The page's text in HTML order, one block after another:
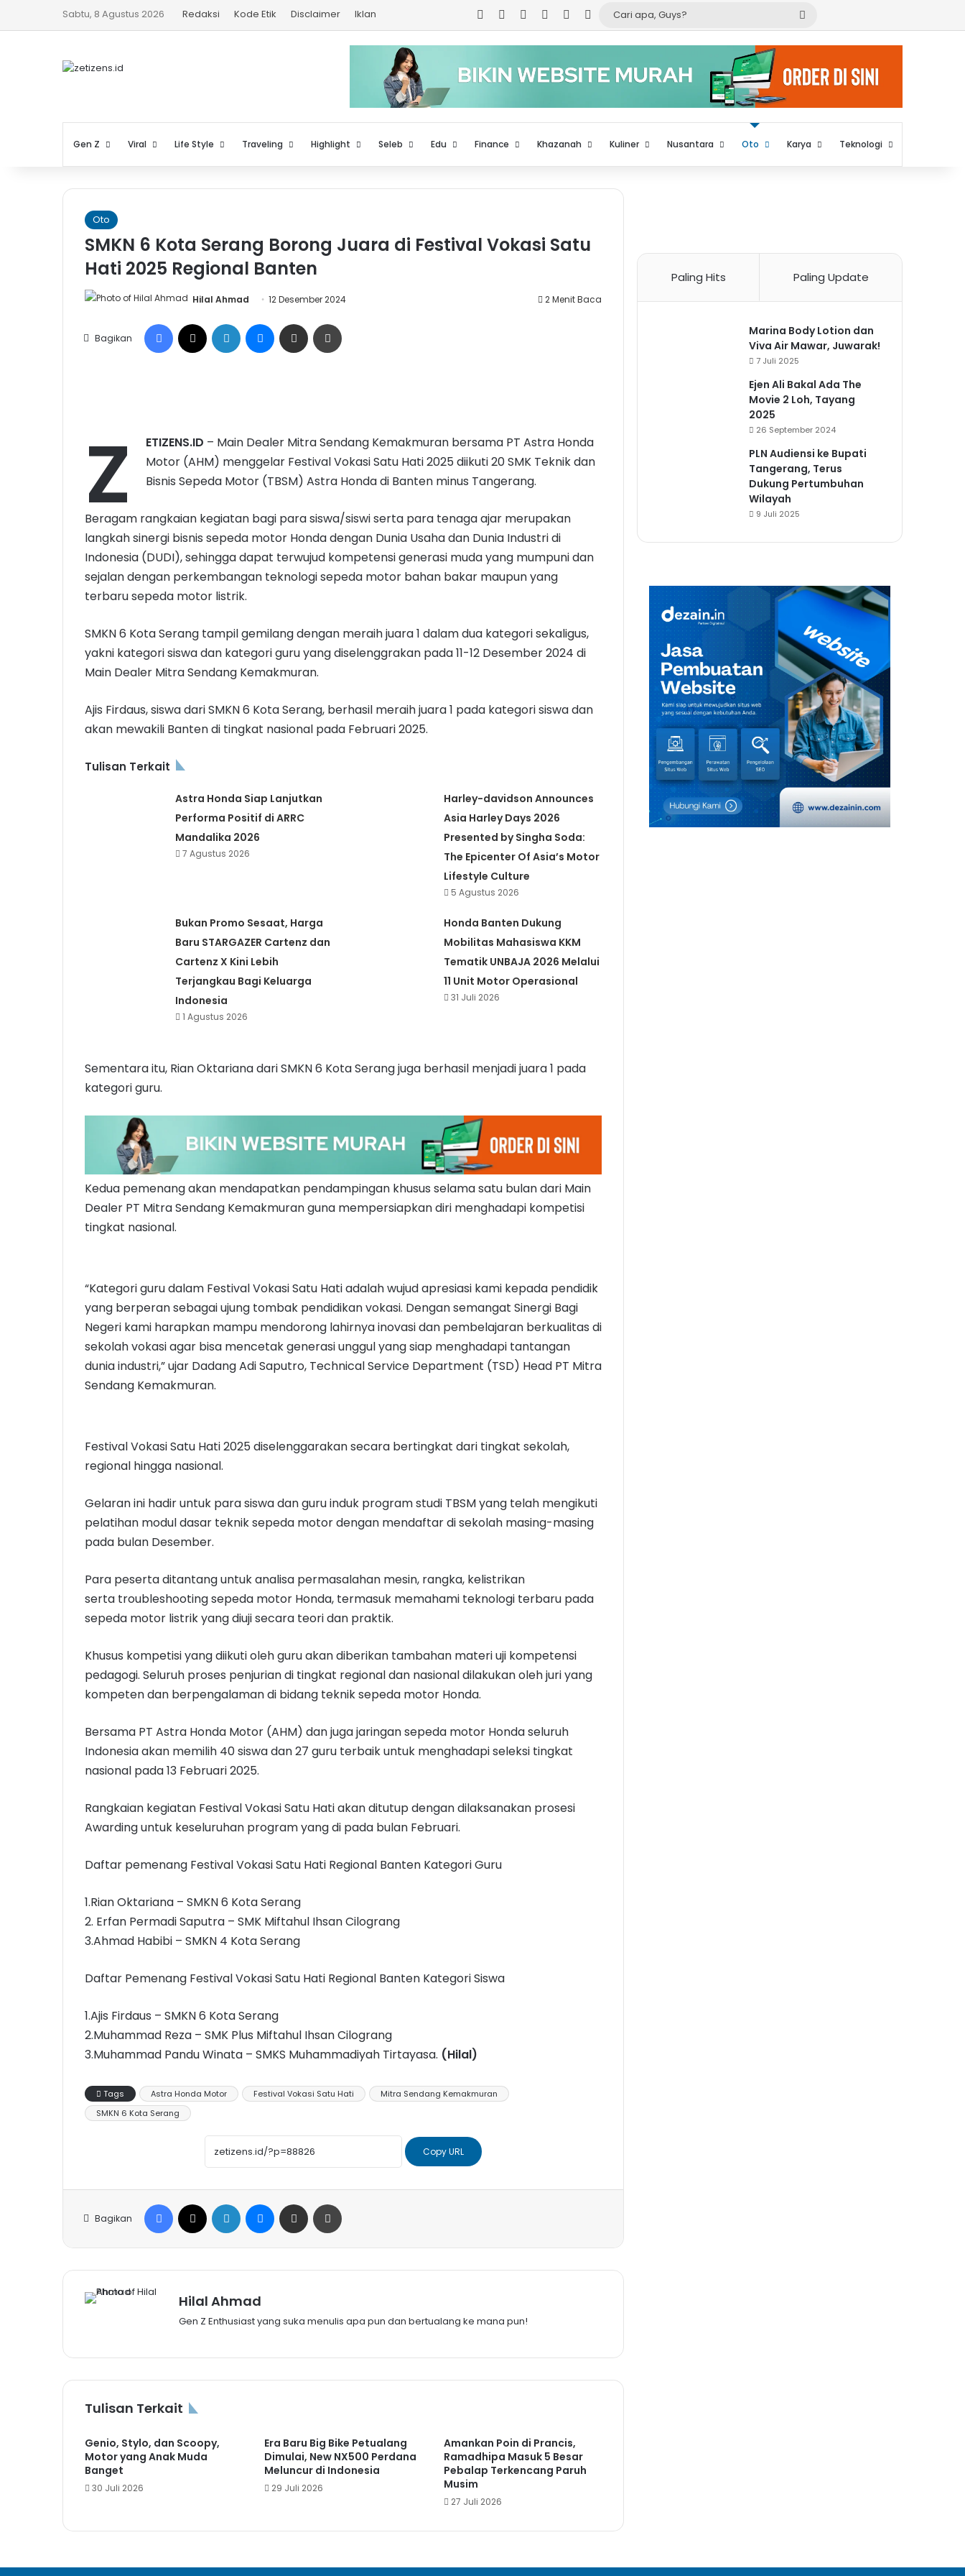
Sabtu, 8 Agustus 2026 Redaksi Kode Etik Disclaimer Iklan FacebookYouTubeInstagram
TikTokLog In
Guys?
Gen Z Viral Life Style Traveling Highlight Seleb Edu Finance Khazanah Kuliner Nusantara Oto Karya Teknologi
Oto
SMKN 6 Kota Serang Borong Juara di Festival Vokasi Satu
Hati 2025 Regional Banten
Hilal Ahmad 12 Desember 2024 2 Menit Baca
Bagikan
Facebook LinkedIn Messenger
Share via Email
Z ETIZENS.ID – Main Dealer Mitra Sendang Kemakmuran bersama PT Astra Honda
Motor (AHM) menggelar Festival Vokasi Satu Hati 2025 diikuti 20 SMK Teknik dan
Bisnis Sepeda Motor (TBSM) Astra Honda di Banten minus Tangerang.
Beragam rangkaian kegiatan bagi para siswa/siswi serta para tenaga ajar merupakan
langkah sinergi bisnis sepeda motor Honda dengan Dunia Usaha dan Dunia Industri di
Indonesia (DUDI), sehingga dapat terwujud kompetensi generasi muda yang mumpuni dan
sejalan dengan perkembangan teknologi sepeda motor bahan bakar maupun yang
terbaru sepeda motor listrik.
SMKN 6 Kota Serang tampil gemilang dengan meraih juara 1 dalam dua kategori sekaligus,
yakni kategori siswa dan kategori guru yang diselenggrakan pada 11-12 Desember 2024 di
Main Dealer Mitra Sendang Kemakmuran.
Ajis Firdaus, siswa dari SMKN 6 Kota Serang, berhasil meraih juara 1 pada kategori siswa dan
akan mewakili Banten di tingkat nasional pada Februari 2025.
Tulisan Terkait
Astra Honda Siap Lanjutkan
Performa Positif di ARRC
Mandalika 2026
7 Agustus 2026
Harley-davidson Announces
Asia Harley Days 2026
Presented by Singha Soda:
The Epicenter Of Asia’s Motor
Lifestyle Culture
5 Agustus 2026
Bukan Promo Sesaat, Harga
Baru STARGAZER Cartenz dan
Cartenz X Kini Lebih
Terjangkau Bagi Keluarga
Indonesia
1 Agustus 2026
Honda Banten Dukung
Mobilitas Mahasiswa KKM
Tematik UNBAJA 2026 Melalui
11 Unit Motor Operasional
31 Juli 2026
Sementara itu, Rian Oktariana dari SMKN 6 Kota Serang juga berhasil menjadi juara 1 pada
kategori guru.
Kedua pemenang akan mendapatkan pendampingan khusus selama satu bulan dari Main
Dealer PT Mitra Sendang Kemakmuran guna mempersiapkan diri menghadapi kompetisi
tingkat nasional.
“Kategori guru dalam Festival Vokasi Satu Hati adalah wujud apresiasi kami kepada pendidik
yang berperan sebagai ujung tombak pendidikan vokasi. Dengan semangat Sinergi Bagi
Negeri kami harapkan mampu mendorong lahirnya inovasi dan pembelajaran berkualitas di
sekolah vokasi agar bisa mencetak generasi unggul yang siap menghadapi tantangan
dunia industri,” ujar Dadang Adi Saputro, Technical Service Department (TSD) Head PT Mitra
Sendang Kemakmuran.
Festival Vokasi Satu Hati 2025 diselenggarakan secara bertingkat dari tingkat sekolah,
regional hingga nasional.
Gelaran ini hadir untuk para siswa dan guru induk program studi TBSM yang telah mengikuti
pelatihan modul dasar teknik sepeda motor dengan mendaftar di sekolah masing-masing
pada bulan Desember.
Para peserta ditantang untuk analisa permasalahan mesin, rangka, kelistrikan
serta troubleshooting sepeda motor Honda, termasuk memahami teknologi terbaru pada
sepeda motor listrik yang diuji secara teori dan praktik.
Khusus kompetisi yang diikuti oleh guru akan diberikan tambahan materi uji kompetensi
pedagogi. Seluruh proses penjurian di tingkat regional dan nasional dilakukan oleh juri yang
kompeten dan berpengalaman di bidang teknik sepeda motor Honda.
Bersama PT Astra Honda Motor (AHM) dan juga jaringan sepeda motor Honda seluruh
Indonesia akan memilih 40 siswa dan 27 guru terbaik untuk menghadapi seleksi tingkat
nasional pada 13 Februari 2025.
Rangkaian kegiatan Festival Vokasi Satu Hati akan ditutup dengan dilaksanakan prosesi
Awarding untuk keseluruhan program yang di pada bulan Februari.
Daftar pemenang Festival Vokasi Satu Hati Regional Banten Kategori Guru
1.Rian Oktariana – SMKN 6 Kota Serang
2. Erfan Permadi Saputra – SMK Miftahul Ihsan Cilograng
3.Ahmad Habibi – SMKN 4 Kota Serang
Daftar Pemenang Festival Vokasi Satu Hati Regional Banten Kategori Siswa
1.Ajis Firdaus – SMKN 6 Kota Serang
2.Muhammad Reza – SMK Plus Miftahul Ihsan Cilograng
3.Muhammad Pandu Winata – SMKS Muhammadiyah Tirtayasa. (Hilal)
Tags Astra Honda Motor Festival Vokasi Satu Hati
Mitra Sendang Kemakmuran
SMKN 6 Kota Serang
Copy URL
Bagikan
Facebook LinkedIn Messenger
Share via Email
Hilal Ahmad
Gen Z Enthusiast yang suka menulis apa pun dan bertualang ke mana pun!
Tulisan Terkait
Genio, Stylo, dan Scoopy,
Motor yang Anak Muda
Banget
30 Juli 2026
Era Baru Big Bike Petualang
Dimulai, New NX500 Perdana
Meluncur di Indonesia
29 Juli 2026
Amankan Poin di Prancis,
Ramadhipa Masuk 5 Besar
Pebalap Terkencang Paruh
Musim
27 Juli 2026
Paling Hits Paling Update
Marina Body Lotion dan
Viva Air Mawar, Juwarak!
7 Juli 2025
Ejen Ali Bakal Ada The
Movie 2 Loh, Tayang
2025
26 September 2024
PLN Audiensi ke Bupati
Tangerang, Terus
Dukung Pertumbuhan
Wilayah
9 Juli 2025